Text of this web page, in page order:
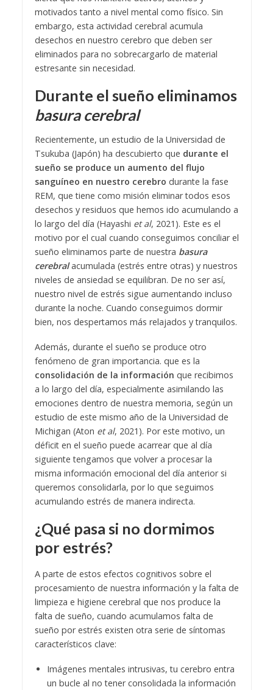
motivados tanto a nivel mental como físico. Sin
embargo, esta actividad cerebral acumula
desechos en nuestro cerebro que deben ser
eliminados para no sobrecargarlo de material
estresante sin necesidad.
Durante el sueño eliminamos
basura cerebral
Recientemente, un estudio de la Universidad de
Tsukuba (Japón) ha descubierto que durante el
sueño se produce un aumento del flujo
sanguíneo en nuestro cerebro durante la fase
REM, que tiene como misión eliminar todos esos
desechos y residuos que hemos ido acumulando a
lo largo del día (Hayashi et al, 2021). Este es el
motivo por el cual cuando conseguimos conciliar el
sueño eliminamos parte de nuestra basura
cerebralacumulada (estrés entre otras) y nuestros
niveles de ansiedad se equilibran. De no ser así,
nuestro nivel de estrés sigue aumentando incluso
durante la noche. Cuando conseguimos dormir
bien, nos despertamos más relajados y tranquilos.
Además, durante el sueño se produce otro
fenómeno de gran importancia. que es la
consolidación de la información que recibimos
a lo largo del día, especialmente asimilando las
emociones dentro de nuestra memoria, según un
estudio de este mismo año de la Universidad de
Michigan (Aton et al, 2021). Por este motivo, un
déficit en el sueño puede acarrear que al día
siguiente tengamos que volver a procesar la
misma información emocional del día anterior si
queremos consolidarla, por lo que seguimos
acumulando estrés de manera indirecta.
¿Qué pasa si no dormimos
por estrés?
A parte de estos efectos cognitivos sobre el
procesamiento de nuestra información y la falta de
limpieza e higiene cerebral que nos produce la
falta de sueño, cuando acumulamos falta de
sueño por estrés existen otra serie de síntomas
característicos clave:
Imágenes mentales intrusivas, tu cerebro entra
un bucle al no tener consolidada la información